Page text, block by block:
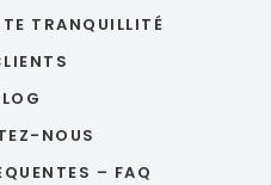
TRANQUILLITÉ
NOUS
– FAQ